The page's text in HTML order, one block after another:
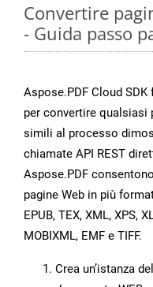
Convertire
- Guida passo
Aspose.PDF Cloud
per convertire qualsiasi
simili al processo
chiamate API REST
Aspose.PDF
pagine Web in più
EPUB, TEX, XML, XPS,
MOBIXML, EMF e TIFF.
Crea un’istanza